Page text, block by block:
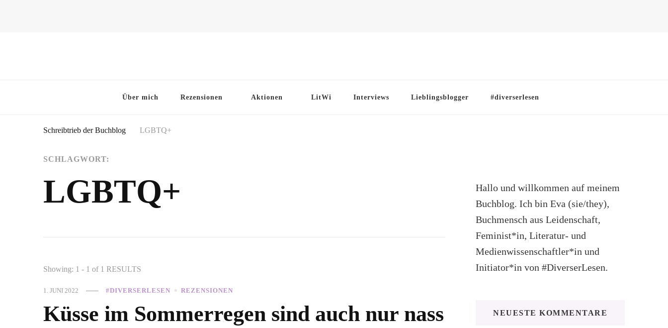
Über mich Rezensionen Aktionen LitWi Interviews Lieblingsblogger #diverserlesen
Schreibtrieb der Buchblog LGBTQ+
SCHLAGWORT:
LGBTQ+
Showing: 1 - 1 of 1 RESULTS
1. JUNI 2022 #DIVERSERLESEN REZENSIONEN
Küsse im Sommerregen sind auch nur nass
Hallo und willkommen auf meinem
Buchblog. Ich bin Eva (sie/they),
Buchmensch aus Leidenschaft,
Feminist*in, Literatur- und
Medienwissenschaftler*in und
Initiator*in von #DiverserLesen.
NEUESTE KOMMENTARE